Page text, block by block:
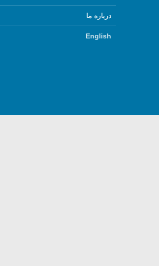
درباره ما
English